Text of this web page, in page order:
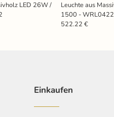
LED 26W /
Leuchte aus
1500 - WRL0422
522.22 €
Einkaufen